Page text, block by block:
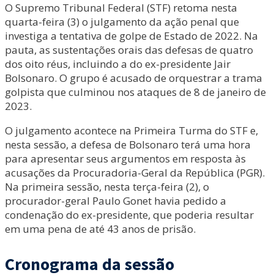
O Supremo Tribunal Federal (STF) retoma nesta
quarta-feira (3) o julgamento da ação penal que
investiga a tentativa de golpe de Estado de 2022. Na
pauta, as sustentações orais das defesas de quatro
dos oito réus, incluindo a do ex-presidente Jair
Bolsonaro. O grupo é acusado de orquestrar a trama
golpista que culminou nos ataques de 8 de janeiro de
2023.
O julgamento acontece na Primeira Turma do STF e,
nesta sessão, a defesa de Bolsonaro terá uma hora
para apresentar seus argumentos em resposta às
acusações da Procuradoria-Geral da República (PGR).
Na primeira sessão, nesta terça-feira (2), o
procurador-geral Paulo Gonet havia pedido a
condenação do ex-presidente, que poderia resultar
em uma pena de até 43 anos de prisão.
Cronograma da sessão